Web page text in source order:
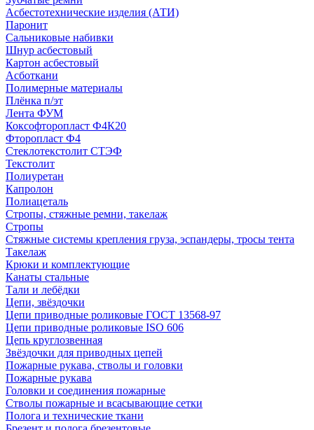
Асбестотехнические изделия (АТИ)
Паронит
Сальниковые набивки
Шнур асбестовый
Картон асбестовый
Асботкани
Полимерные материалы
Плёнка п/эт
Лента ФУМ
Коксофторопласт Ф4К20
Фторопласт Ф4
Стеклотекстолит СТЭФ
Текстолит
Полиуретан
Капролон
Полиацеталь
Стропы, стяжные ремни, такелаж
Стропы
Стяжные системы крепления груза, эспандеры, тросы тента
Такелаж
Крюки и комплектующие
Канаты стальные
Тали и лебёдки
Цепи, звёздочки
Цепи приводные роликовые ГОСТ 13568-97
Цепи приводные роликовые ISO 606
Цепь круглозвенная
Звёздочки для приводных цепей
Пожарные рукава, стволы и головки
Пожарные рукава
Головки и соединения пожарные
Стволы пожарные и всасывающие сетки
Полога и технические ткани